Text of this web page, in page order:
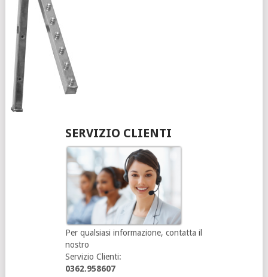
SERVIZIO CLIENTI
Per qualsiasi informazione, contatta il
nostro
Servizio Clienti:
0362.958607